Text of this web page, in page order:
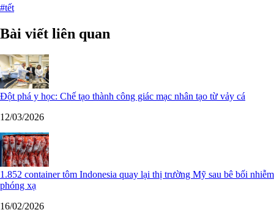
#tết
Bài viết liên quan
Đột phá y học: Chế tạo thành công giác mạc nhân tạo từ vảy cá
12/03/2026
1.852 container tôm Indonesia quay lại thị trường Mỹ sau bê bối nhiễm
phóng xạ
16/02/2026